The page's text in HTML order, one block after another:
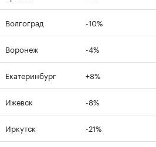
Волгоград -10%
Воронеж -4%
Екатеринбург +8%
Ижевск -8%
Иркутск -21%